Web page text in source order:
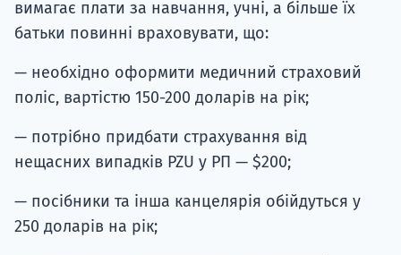
вимагає плати за навчання, учні, а більше їх
батьки повинні враховувати, що:
— необхідно оформити медичний страховий
поліс, вартістю 150-200 доларів на рік;
— потрібно придбати страхування від
нещасних випадків PZU у РП — $200;
— посібники та інша канцелярія обійдуться у
250 доларів на рік;